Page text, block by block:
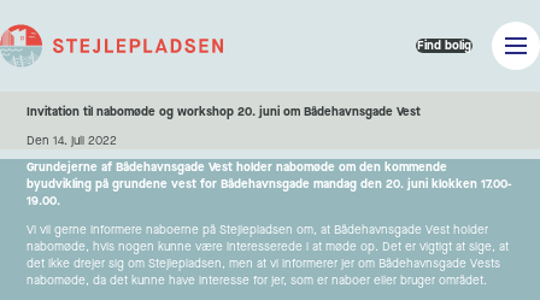
Find bolig
Invitation til nabomøde og workshop 20. juni om Bådehavnsgade Vest
Den 14. juli 2022
Grundejerne af Bådehavnsgade Vest holder nabomøde om den kommende
byudvikling på grundene vest for Bådehavnsgade mandag den 20. juni klokken 17.00-
19.00.
Vi vil gerne informere naboerne på Stejlepladsen om, at Bådehavnsgade Vest holder
nabomøde, hvis nogen kunne være interesserede i at møde op. Det er vigtigt at sige, at
det ikke drejer sig om Stejlepladsen, men at vi informerer jer om Bådehavnsgade Vests
nabomøde, da det kunne have interesse for jer, som er naboer eller bruger området.